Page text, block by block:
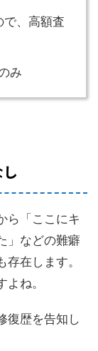
で、高額査
み
ら「ここにキ
」などの難癖
在します。
ね。
復歴を告知し